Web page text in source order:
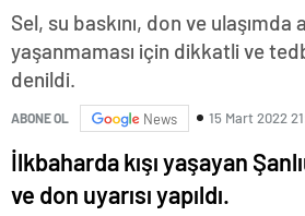
Sel, su baskını, don ve ulaşımda
yaşanmaması için dikkatli ve
denildi.
ABONE OL News 15 Mart 2022
İlkbaharda kışı yaşayan
ve don uyarısı yapıldı.